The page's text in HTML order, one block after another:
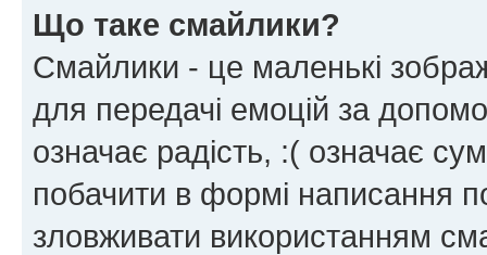
Що таке смайлики?
Смайлики - це маленькі
для передачі емоцій за
означає радість, :( означає
побачити в формі написання
зловживати використанням